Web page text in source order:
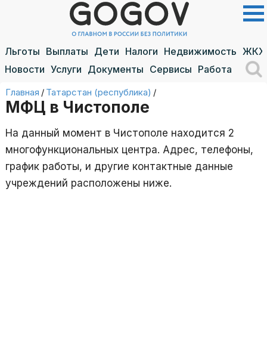
Льготы Выплаты Дети Налоги Недвижимость ЖКХ
Новости Услуги Документы Сервисы Работа
Главная / Татарстан (республика) /
МФЦ в Чистополе
На данный момент в Чистополе находится 2
многофункциональных центра. Адрес, телефоны,
график работы, и другие контактные данные
учреждений расположены ниже.